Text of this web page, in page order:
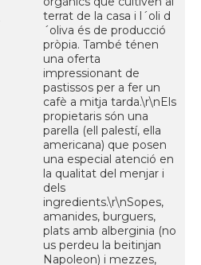
terrat de la casa i l´oli d
´oliva és de producció
pròpia. També ténen
una oferta
impressionant de
pastissos per a fer un
cafè a mitja tarda.\r\nEls
propietaris són una
parella (ell palestí, ella
americana) que posen
una especial atenció en
la qualitat del menjar i
dels
ingredients.\r\nSopes,
amanides, burguers,
plats amb alberginia (no
us perdeu la beitinjan
Napoleon) i mezzes,